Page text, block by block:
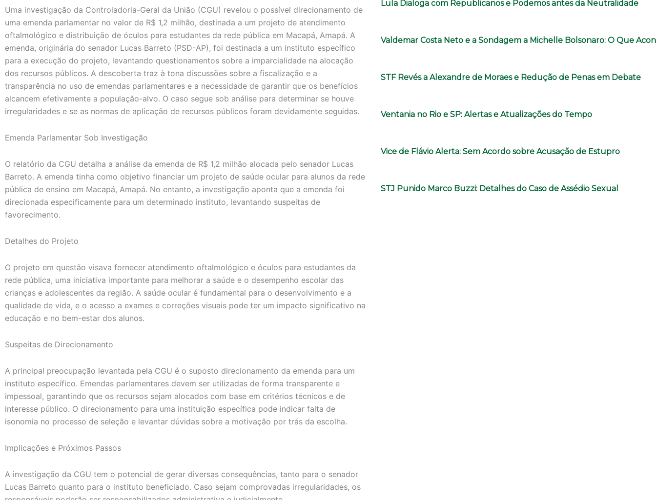
Uma investigação da Controladoria-Geral da União (CGU) revelou o possível direcionamento de
uma emenda parlamentar no valor de R$ 1,2 milhão, destinada a um projeto de atendimento
oftalmológico e distribuição de óculos para estudantes da rede pública em Macapá, Amapá. A
emenda, originária do senador Lucas Barreto (PSD-AP), foi destinada a um instituto específico
para a execução do projeto, levantando questionamentos sobre a imparcialidade na alocação
dos recursos públicos. A descoberta traz à tona discussões sobre a fiscalização e a
transparência no uso de emendas parlamentares e a necessidade de garantir que os benefícios
alcancem efetivamente a população-alvo. O caso segue sob análise para determinar se houve
irregularidades e se as normas de aplicação de recursos públicos foram devidamente seguidas.
Emenda Parlamentar Sob Investigação
O relatório da CGU detalha a análise da emenda de R$ 1,2 milhão alocada pelo senador Lucas
Barreto. A emenda tinha como objetivo financiar um projeto de saúde ocular para alunos da rede
pública de ensino em Macapá, Amapá. No entanto, a investigação aponta que a emenda foi
direcionada especificamente para um determinado instituto, levantando suspeitas de
favorecimento.
Detalhes do Projeto
O projeto em questão visava fornecer atendimento oftalmológico e óculos para estudantes da
rede pública, uma iniciativa importante para melhorar a saúde e o desempenho escolar das
crianças e adolescentes da região. A saúde ocular é fundamental para o desenvolvimento e a
qualidade de vida, e o acesso a exames e correções visuais pode ter um impacto significativo na
educação e no bem-estar dos alunos.
Suspeitas de Direcionamento
A principal preocupação levantada pela CGU é o suposto direcionamento da emenda para um
instituto específico. Emendas parlamentares devem ser utilizadas de forma transparente e
impessoal, garantindo que os recursos sejam alocados com base em critérios técnicos e de
interesse público. O direcionamento para uma instituição específica pode indicar falta de
isonomia no processo de seleção e levantar dúvidas sobre a motivação por trás da escolha.
Implicações e Próximos Passos
A investigação da CGU tem o potencial de gerar diversas consequências, tanto para o senador
Lucas Barreto quanto para o instituto beneficiado. Caso sejam comprovadas irregularidades, os
Lula Dialoga com Republicanos e Podemos antes da Neutralidade
Valdemar Costa Neto e a Sondagem a Michelle Bolsonaro: O Que
STF Revés a Alexandre de Moraes e Redução de Penas em Debate
Ventania no Rio e SP: Alertas e Atualizações do Tempo
Vice de Flávio Alerta: Sem Acordo sobre Acusação de Estupro
STJ Punido Marco Buzzi: Detalhes do Caso de Assédio Sexual